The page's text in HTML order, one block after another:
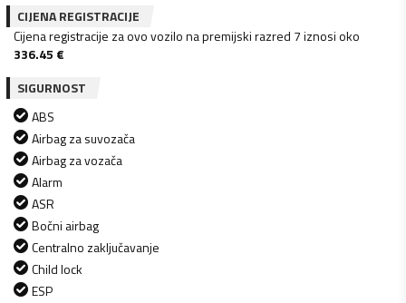
CIJENA REGISTRACIJE
Cijena registracije za ovo vozilo na premijski razred 7 iznosi oko
336.45 €
SIGURNOST
ABS
Airbag za suvozača
Airbag za vozača
Alarm
ASR
Bočni airbag
Centralno zaključavanje
Child lock
ESP